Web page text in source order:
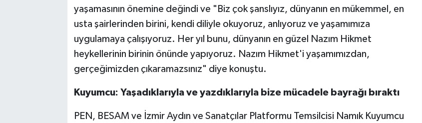
yaşamasının önemine değindi ve "Biz çok şanslıyız, dünyanın en mükemmel, en
usta şairlerinden birini, kendi diliyle okuyoruz, anlıyoruz ve yaşamımıza
uygulamaya çalışıyoruz. Her yıl bunu, dünyanın en güzel Nazım Hikmet
heykellerinin birinin önünde yapıyoruz. Nazım Hikmet'i yaşamımızdan,
gerçeğimizden çıkaramazsınız" diye konuştu.
Kuyumcu: Yaşadıklarıyla ve yazdıklarıyla bize mücadele bayrağı bıraktı
PEN, BESAM ve İzmir Aydın ve Sanatçılar Platformu Temsilcisi Namık Kuyumcu